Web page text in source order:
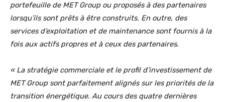
portefeuille de MET Group ou proposés à des partenaires
lorsqu’ils sont prêts à être construits. En outre, des
services d’exploitation et de maintenance sont fournis à la
fois aux actifs propres et à ceux des partenaires.
« La stratégie commerciale et le profil d’investissement de
MET Group sont parfaitement alignés sur les priorités de la
transition énergétique. Au cours des quatre dernières